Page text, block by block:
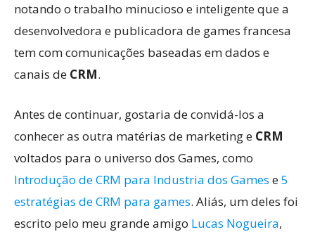
notando o trabalho minucioso e inteligente que a
desenvolvedora e publicadora de games francesa
tem com comunicações baseadas em dados e
canais de CRM.
Antes de continuar, gostaria de convidá-los a
conhecer as outra matérias de marketing e CRM
voltados para o universo dos Games, como
Introdução de CRM para Industria dos Games e5
estratégias de CRM para games. Aliás, um deles foi
escrito pelo meu grande amigo Lucas Nogueira,